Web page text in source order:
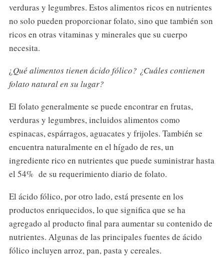
verduras y legumbres. Estos alimentos ricos en nutrientes
no solo pueden proporcionar folato, sino que también son
ricos en otras vitaminas y minerales que su cuerpo
necesita.
¿Qué alimentos tienen ácido fólico? ¿Cuáles contienen
folato natural en su lugar?
El folato generalmente se puede encontrar en frutas,
verduras y legumbres, incluidos alimentos como
espinacas, espárragos, aguacates y frijoles. También se
encuentra naturalmente en el hígado de res, un
ingrediente rico en nutrientes que puede suministrar hasta
el 54% de su requerimiento diario de folato.
El ácido fólico, por otro lado, está presente en los
productos enriquecidos, lo que significa que se ha
agregado al producto final para aumentar su contenido de
nutrientes. Algunas de las principales fuentes de ácido
fólico incluyen arroz, pan, pasta y cereales.